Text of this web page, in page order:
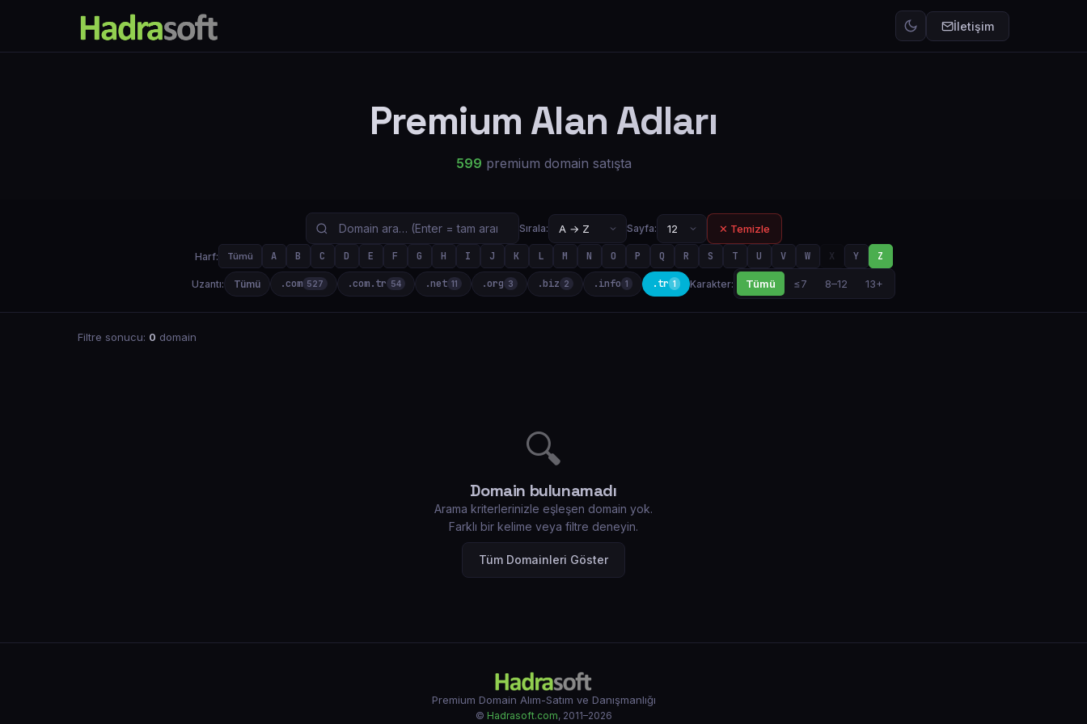
İletişim
Premium Alan Adları
599 premium domain satışta
Sırala: Sayfa: ✕ Temizle
Harf: Tümü A B C D E F G H I J K L M N O P Q R S T U V W X Y Z
Uzantı: Tümü .com 527 .com.tr 54 .net 11 .org 3 .biz 2 .info 1 .tr 1 Karakter: Tümü ≤7 8–12 13+
Filtre sonucu: 0 domain
🔍
Domain bulunamadı
Arama kriterlerinizle eşleşen domain yok.
Farklı bir kelime veya filtre deneyin.
Tüm Domainleri Göster
Premium Domain Alım-Satım ve Danışmanlığı
© Hadrasoft.com, 2011–2026